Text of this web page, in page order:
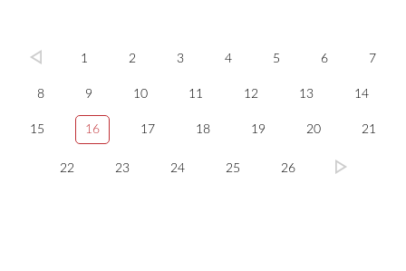
1 2 3 4 5 6 7
8 9 10 11 12 13 14
15 16 17 18 19 20 21
22 23 24 25 26